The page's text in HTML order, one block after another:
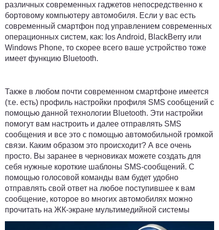
различных современных гаджетов непосредственно к
бортовому компьютеру автомобиля. Если у вас есть
современный смартфон под управлением современных
операционных систем, как: Ios Android, BlackBerry или
Windows Phone, то скорее всего ваше устройство тоже
имеет функцию Bluetooth.
Также в любом почти современном смартфоне имеется
(т.е. есть) профиль настройки профиля SMS сообщений с
помощью данной технологии Bluetooth. Эти настройки
помогут вам настроить и далее отправлять SMS
сообщения и все это с помощью автомобильной громкой
связи. Каким образом это происходит? А все очень
просто. Вы заранее в черновиках можете создать для
себя нужные короткие шаблоны SMS-сообщений. С
помощью голосовой команды вам будет удобно
отправлять свой ответ на любое поступившее к вам
сообщение, которое во многих автомобилях можно
прочитать на ЖК-экране мультимедийной системы